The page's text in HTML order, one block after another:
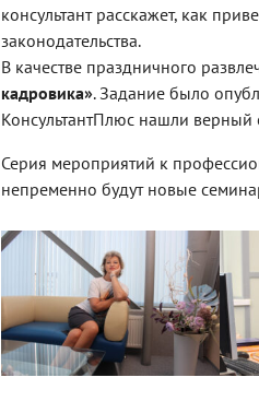
консультант расскажет, как
законодательства.
В качестве праздничного
кадровика». Задание было
КонсультантПлюс нашли
Серия мероприятий к
непременно будут новые